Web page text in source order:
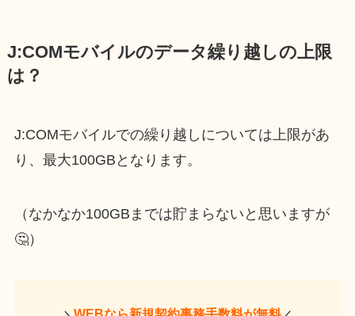
J:COMモバイルのデータ繰り越しの上限
は？
J:COMモバイルでの繰り越しについては上限があ
り、最大100GBとなります。
（なかなか100GBまでは貯まらないと思いますが
🤔）